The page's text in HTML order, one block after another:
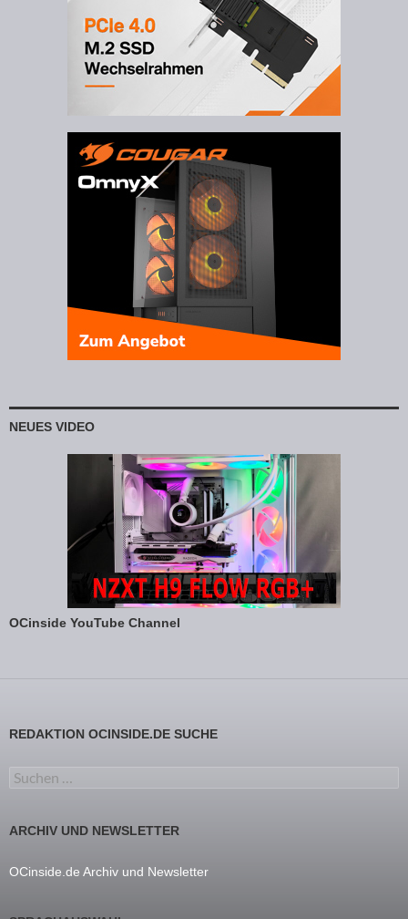
NEUES VIDEO
OCinside YouTube Channel
REDAKTION OCINSIDE.DE SUCHE
Suchen nach:
ARCHIV UND NEWSLETTER
OCinside.de Archiv und Newsletter